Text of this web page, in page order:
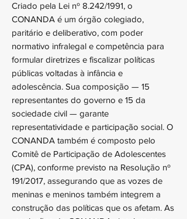
Criado pela Lei nº 8.242/1991, o
CONANDA é um órgão colegiado,
paritário e deliberativo, com poder
normativo infralegal e competência para
formular diretrizes e fiscalizar políticas
públicas voltadas à infância e
adolescência. Sua composição — 15
representantes do governo e 15 da
sociedade civil — garante
representatividade e participação social. O
CONANDA também é composto pelo
Comitê de Participação de Adolescentes
(CPA), conforme previsto na Resolução nº
191/2017, assegurando que as vozes de
meninas e meninos também integrem a
construção das políticas que os afetam. As